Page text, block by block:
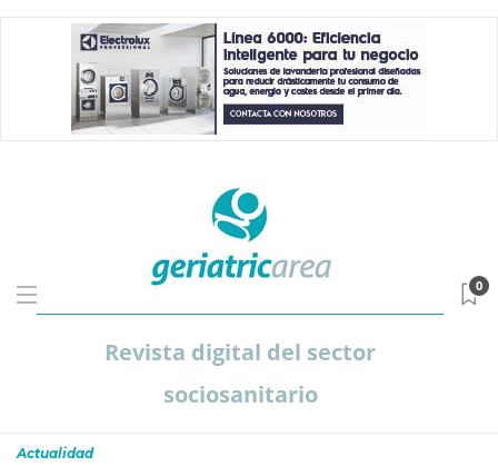
Revista digital del sector
sociosanitario
0
Actualidad